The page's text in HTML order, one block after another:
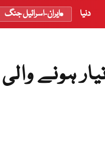
دنیا ایران-اسرائیل جنگ
ہونے